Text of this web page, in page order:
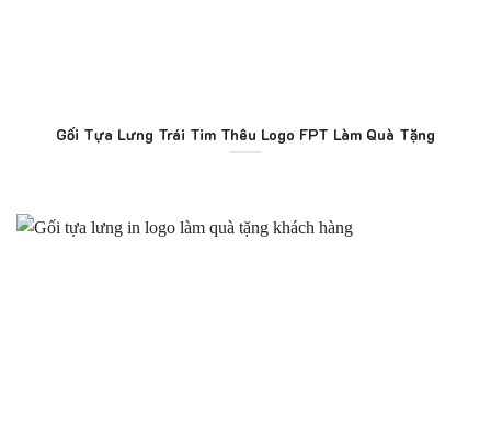
Gối Tựa Lưng Trái Tim Thêu Logo FPT Làm Quà Tặng